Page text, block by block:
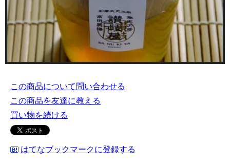
この商品について問い合わせる
この商品を友達に教える
買い物を続ける
はてなブックマークに登録する